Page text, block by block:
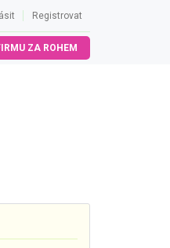
Registrovat
ZA ROHEM